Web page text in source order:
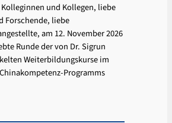
und Kollegen, liebe
Forschende, liebe
am 12. November 2026
Runde der von Dr. Sigrun
Weiterbildungskurse im
Programms